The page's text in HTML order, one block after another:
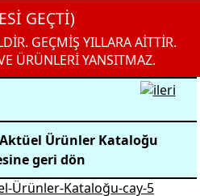
GEÇTİ)
GEÇMİŞ YILLARA AİTTİR.
ÜRÜNLERİ YANSITMAZ.
Aktüel Ürünler Kataloğu
geri dön